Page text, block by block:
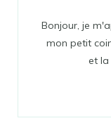
Bonjour, je
mon petit
et la